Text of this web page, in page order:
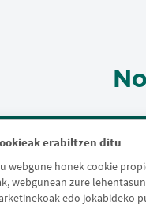
erabiltzen ditu
webgune honek cookie
webgunean zure
edo jokabideko